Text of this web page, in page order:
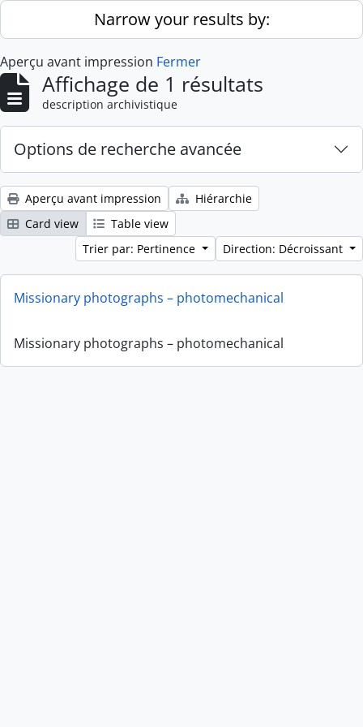
Skip to main contentNarrow your results by:
Aperçu avant impression Fermer
Affichage de 1 résultats
description archivistique
Options de recherche avancée
Aperçu avant impression
Hiérarchie
Card view
Table view
Trier par: Pertinence
Direction: Décroissant
Missionary photographs – photomechanical
Missionary photographs – photomechanical